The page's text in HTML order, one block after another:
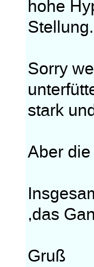
hohe
Stellung.
Sorry
stark
Aber
,das
Gruß